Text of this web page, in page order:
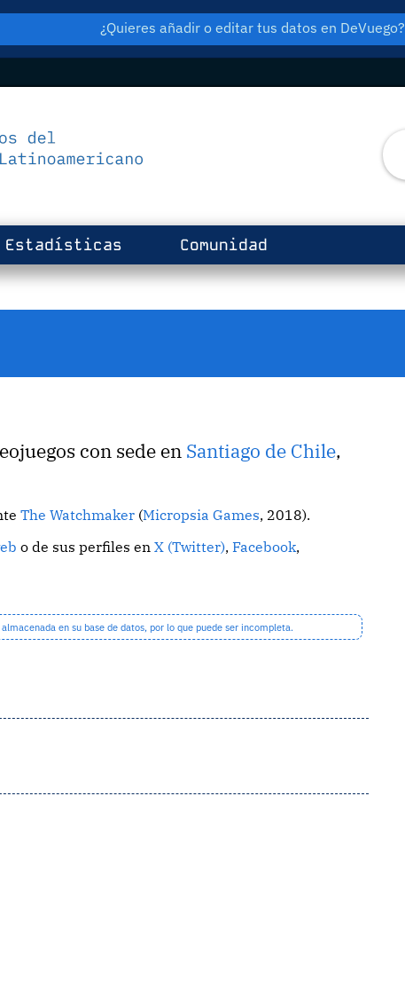
¿Quieres añadir o editar tus datos en DeVuego?
Estadísticas Comunidad
con sede en Santiago de Chile,
The Watchmaker (Micropsia Games, 2018).
o de sus perfiles enX (Twitter),Facebook,
en su base de datos, por lo que puede ser incompleta.